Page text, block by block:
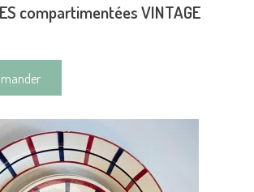
compartimentées VINTAGE